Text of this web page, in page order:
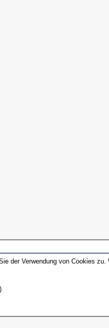
der Verwendung von Cookies zu.